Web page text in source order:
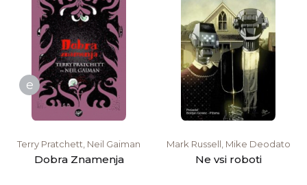
e
Terry Pratchett, Neil Gaiman
Dobra Znamenja
Mark Russell, Mike Deodato
Ne vsi roboti